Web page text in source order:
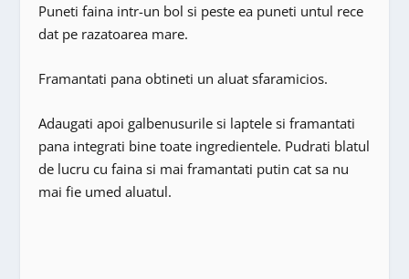
Puneti faina intr-un bol si peste ea puneti untul rece
dat pe razatoarea mare.
Framantati pana obtineti un aluat sfaramicios.
Adaugati apoi galbenusurile si laptele si framantati
pana integrati bine toate ingredientele. Pudrati blatul
de lucru cu faina si mai framantati putin cat sa nu
mai fie umed aluatul.